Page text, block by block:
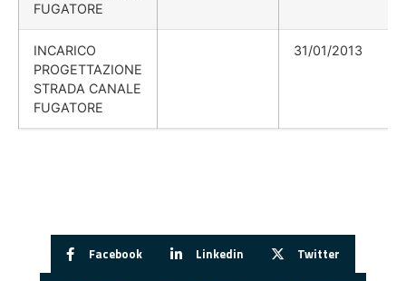
FUGATORE
INCARICO
PROGETTAZIONE
STRADA CANALE
FUGATORE
31/01/2013
Facebook Linkedin Twitter